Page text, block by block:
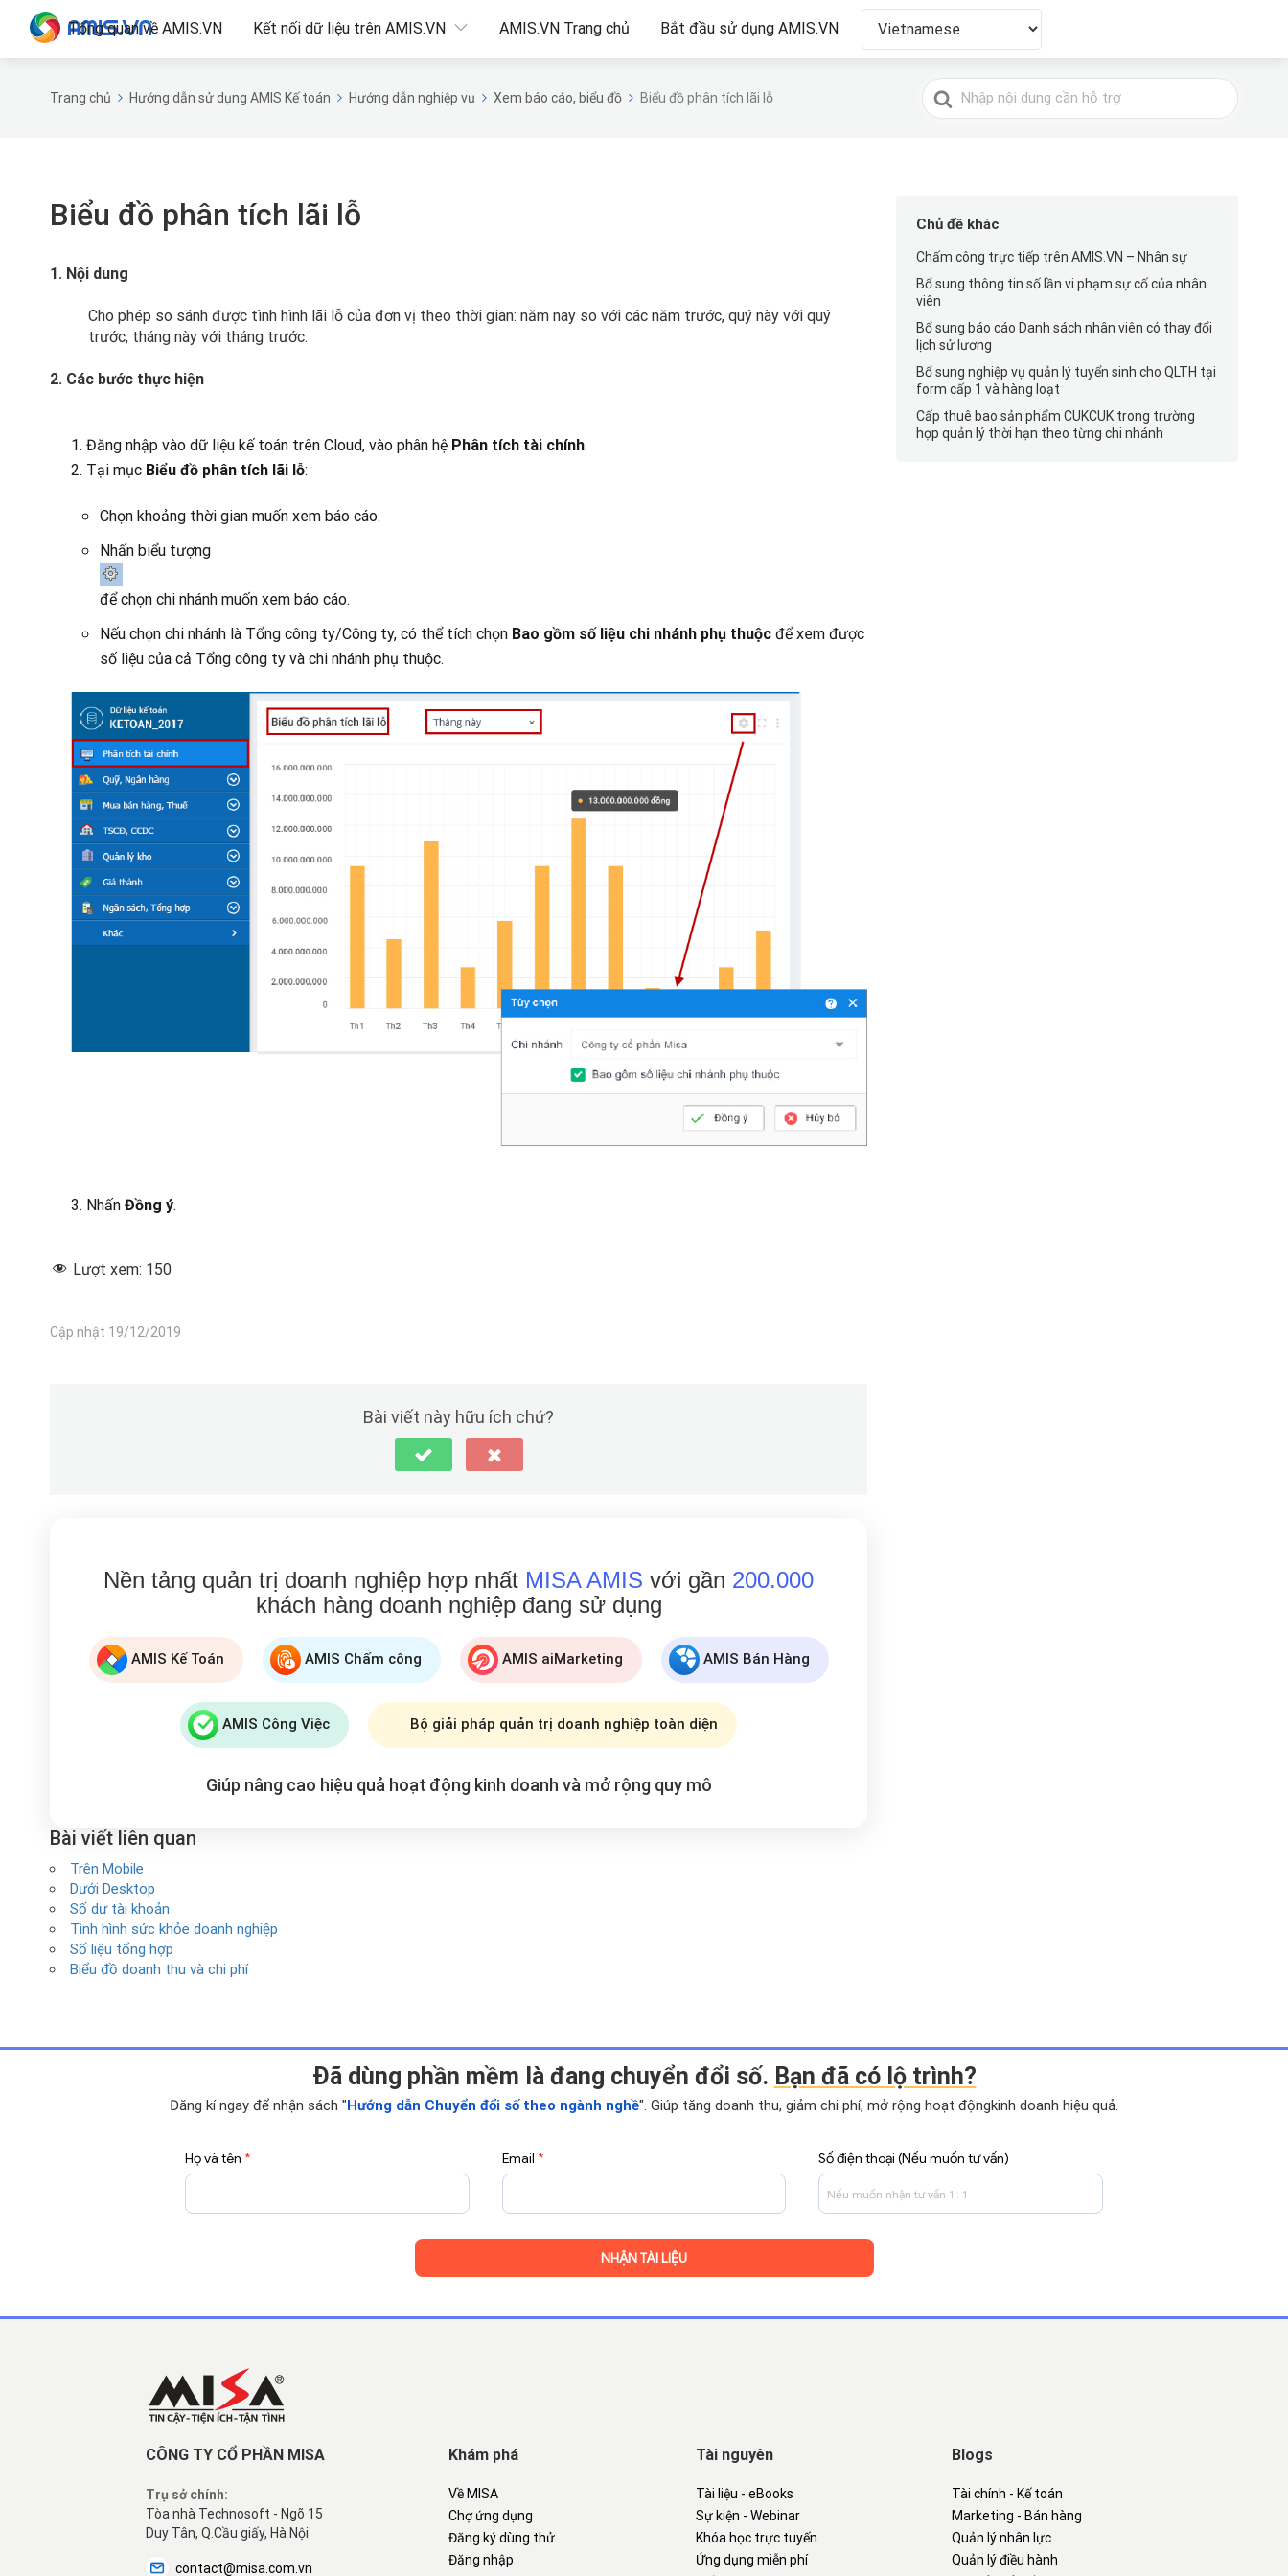
Tổng quan về AMIS.VN Kết nối dữ liệu trên AMIS.VN AMIS.VN Trang chủ Bắt đầu sử dụng AMIS.VN
Trang chủ Hướng dẫn sử dụng AMIS Kế toán Hướng dẫn nghiệp vụ Xem báo cáo, biểu đồ Biểu đồ phân tích lãi lỗ
Tìm
kiếm
Biểu đồ phân tích lãi lỗ
1. Nội dung
Cho phép so sánh được tình hình lãi lỗ của đơn vị theo thời gian: năm nay so với các năm trước, quý này với quý
trước, tháng này với tháng trước.
2. Các bước thực hiện
1. Đăng nhập vào dữ liệu kế toán trên Cloud, vào phân hệ Phân tích tài chính.
2. Tại mục Biểu đồ phân tích lãi lỗ:
Chọn khoảng thời gian muốn xem báo cáo.
Nhấn biểu tượng
để chọn chi nhánh muốn xem báo cáo.
Nếu chọn chi nhánh là Tổng công ty/Công ty, có thể tích chọn Bao gồm số liệu chi nhánh phụ thuộc để xem được
số liệu của cả Tổng công ty và chi nhánh phụ thuộc.
3. Nhấn Đồng ý.
Lượt xem: 150
Cập nhật 19/12/2019
Bài viết này hữu ích chứ?
Nền tảng quản trị doanh nghiệp hợp nhất MISA AMIS với gần 200.000
khách hàng doanh nghiệp đang sử dụng
AMIS Kế Toán AMIS Chấm công AMIS aiMarketing AMIS Bán Hàng
AMIS Công Việc Bộ giải pháp quản trị doanh nghiệp toàn diện
Giúp nâng cao hiệu quả hoạt động kinh doanh và mở rộng quy mô
Bài viết liên quan
Trên Mobile
Dưới Desktop
Số dư tài khoản
Tình hình sức khỏe doanh nghiệp
Số liệu tổng hợp
Biểu đồ doanh thu và chi phí
Chủ đề khác
Chấm công trực tiếp trên AMIS.VN – Nhân sự
Bổ sung thông tin số lần vi phạm sự cố của nhân
viên
Bổ sung báo cáo Danh sách nhân viên có thay đổi
lịch sử lương
Bổ sung nghiệp vụ quản lý tuyển sinh cho QLTH tại
form cấp 1 và hàng loạt
Cấp thuê bao sản phẩm CUKCUK trong trường
hợp quản lý thời hạn theo từng chi nhánh
Ðã dùng phần mềm là đang chuyển đổi số. Bạn đã có lộ trình?
Đăng kí ngay để nhận sách "Hướng dẫn Chuyển đổi số theo ngành nghề". Giúp tăng doanh thu, giảm chi phí, mở rộng hoạt độngkinh doanh hiệu quả.
Họ và tên * Email * Số điện thoại (Nếu muốn tư vấn)
CÔNG TY CỔ PHẦN MISA
Trụ sở chính:
Tòa nhà Technosoft - Ngõ 15
Duy Tân, Q.Cầu giấy, Hà Nội
contact@misa.com.vn
Khám phá
Về MISA
Chợ ứng dụng
Đăng ký dùng thử
Đăng nhập
Tài nguyên
Tài liệu - eBooks
Sự kiện - Webinar
Khóa học trực tuyến
Ứng dụng miễn phí
Blogs
Tài chính - Kế toán
Marketing - Bán hàng
Quản lý nhân lực
Quản lý điều hành